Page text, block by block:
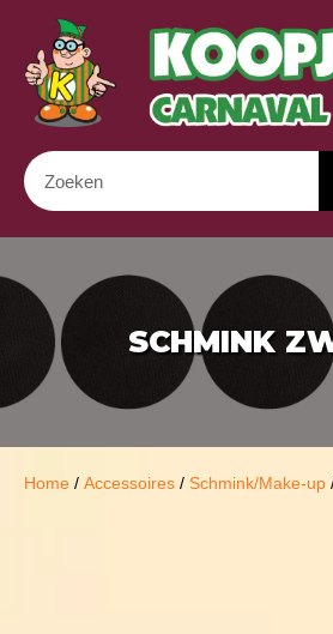
SCHMINK
Home / Accessoires / Schmink/Make-up